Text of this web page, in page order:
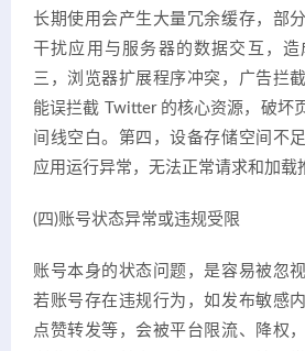
长期使用会产生大量冗余缓存，部
干扰应用与服务器的数据交互，
三，浏览器扩展程序冲突，广告拦
能误拦截 Twitter 的核心资源，破坏
间线空白。第四，设备存储空间不
应用运行异常，无法正常请求和加载
(四)账号状态异常或违规受限
账号本身的状态问题，是容易被忽
若账号存在违规行为，如发布敏感
点赞转发等，会被平台限流、降权